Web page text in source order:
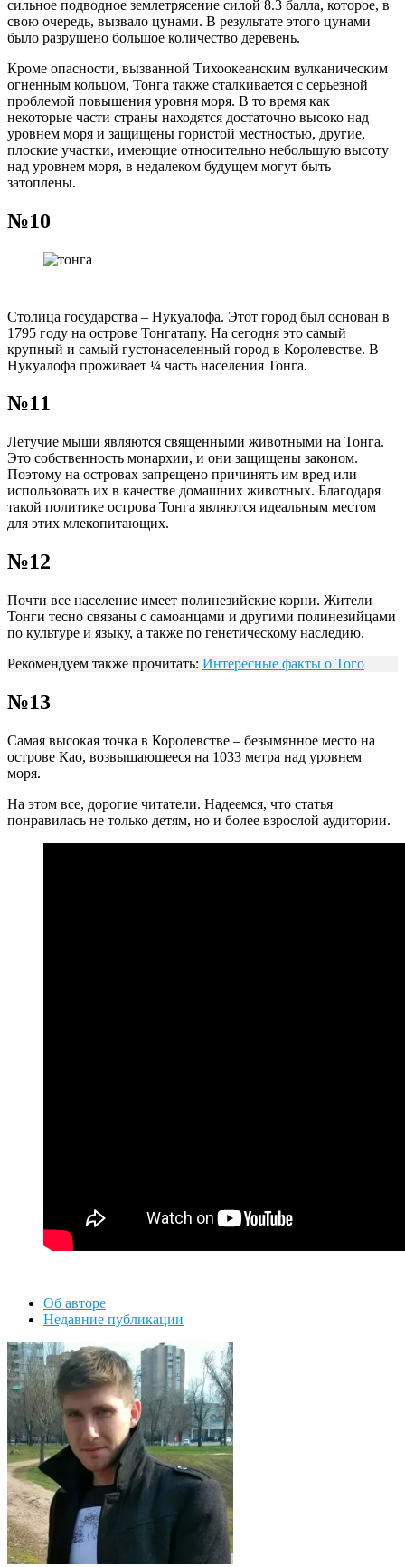
сильное подводное землетрясение силой 8.3 балла, которое, в
свою очередь, вызвало цунами. В результате этого цунами
было разрушено большое количество деревень.
Кроме опасности, вызванной Тихоокеанским вулканическим
огненным кольцом, Тонга также сталкивается с серьезной
проблемой повышения уровня моря. В то время как
некоторые части страны находятся достаточно высоко над
уровнем моря и защищены гористой местностью, другие,
плоские участки, имеющие относительно небольшую высоту
над уровнем моря, в недалеком будущем могут быть
затоплены.
№10
Столица государства – Нукуалофа. Этот город был основан в
1795 году на острове Тонгатапу. На сегодня это самый
крупный и самый густонаселенный город в Королевстве. В
Нукуалофа проживает ¼ часть населения Тонга.
№11
Летучие мыши являются священными животными на Тонга.
Это собственность монархии, и они защищены законом.
Поэтому на островах запрещено причинять им вред или
использовать их в качестве домашних животных. Благодаря
такой политике острова Тонга являются идеальным местом
для этих млекопитающих.
№12
Почти все население имеет полинезийские корни. Жители
Тонги тесно связаны с самоанцами и другими полинезийцами
по культуре и языку, а также по генетическому наследию.
Рекомендуем также прочитать: Интересные факты о Того
№13
Самая высокая точка в Королевстве – безымянное место на
острове Као, возвышающееся на 1033 метра над уровнем
моря.
На этом все, дорогие читатели. Надеемся, что статья
понравилась не только детям, но и более взрослой аудитории.
Об авторе
Недавние публикации